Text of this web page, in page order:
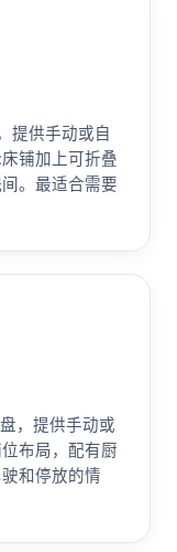
提供手动或自
铺加上可折叠
。最适合需要
，提供手动或
布局，配有厨
和停放的情